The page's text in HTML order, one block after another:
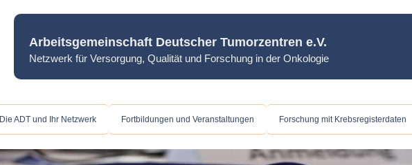
Arbeitsgemeinschaft Deutscher Tumorzentren e.V.
Netzwerk für Versorgung, Qualität und Forschung in der Onkologie
Die ADT und Ihr Netzwerk Fortbildungen und Veranstaltungen Forschung mit Krebsregisterdaten